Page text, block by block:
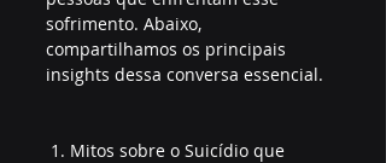
sofrimento. Abaixo,
compartilhamos os principais
insights dessa conversa essencial.